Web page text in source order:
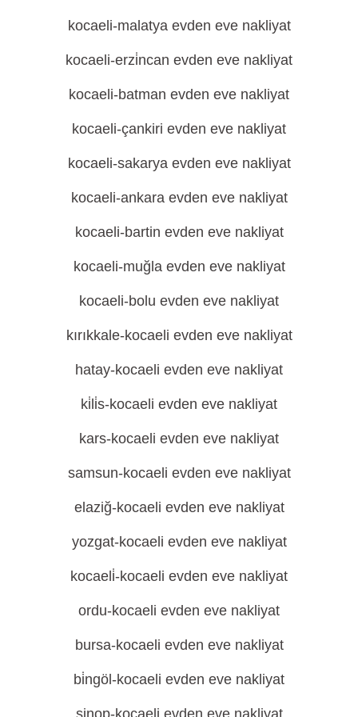
kocaeli-malatya evden eve nakliyat
kocaeli-erzi̇ncan evden eve nakliyat
kocaeli-batman evden eve nakliyat
kocaeli-çankiri evden eve nakliyat
kocaeli-sakarya evden eve nakliyat
kocaeli-ankara evden eve nakliyat
kocaeli-bartin evden eve nakliyat
kocaeli-muğla evden eve nakliyat
kocaeli-bolu evden eve nakliyat
kırıkkale-kocaeli evden eve nakliyat
hatay-kocaeli evden eve nakliyat
ki̇li̇s-kocaeli evden eve nakliyat
kars-kocaeli evden eve nakliyat
samsun-kocaeli evden eve nakliyat
elaziğ-kocaeli evden eve nakliyat
yozgat-kocaeli evden eve nakliyat
kocaeli̇-kocaeli evden eve nakliyat
ordu-kocaeli evden eve nakliyat
bursa-kocaeli evden eve nakliyat
bi̇ngöl-kocaeli evden eve nakliyat
sinop-kocaeli evden eve nakliyat